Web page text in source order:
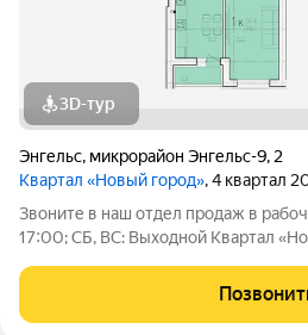
3D-тур
Энгельс, микрорайон Энгельс-9, 2
Квартал «Новый город», 4 квартал
Звоните в наш отдел продаж в
17:00; СБ, ВС: Выходной Квартал
семьи. Проект развивается по
всё необходимое